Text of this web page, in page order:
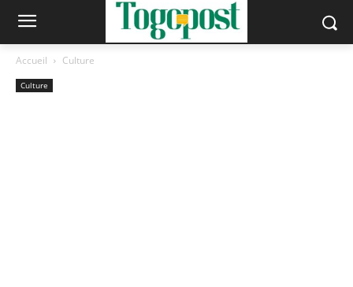
Accueil Culture
Culture